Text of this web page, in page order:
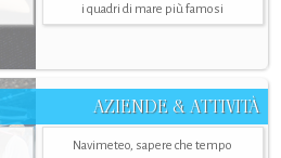
i quadri di mare più famosi
AZIENDE & ATTIVITÀ
Navimeteo, sapere che tempo